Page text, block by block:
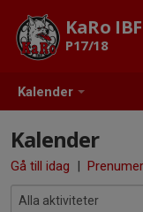
Kalender
KaRo IBF
P17/18
Kalender
Gå till idag |